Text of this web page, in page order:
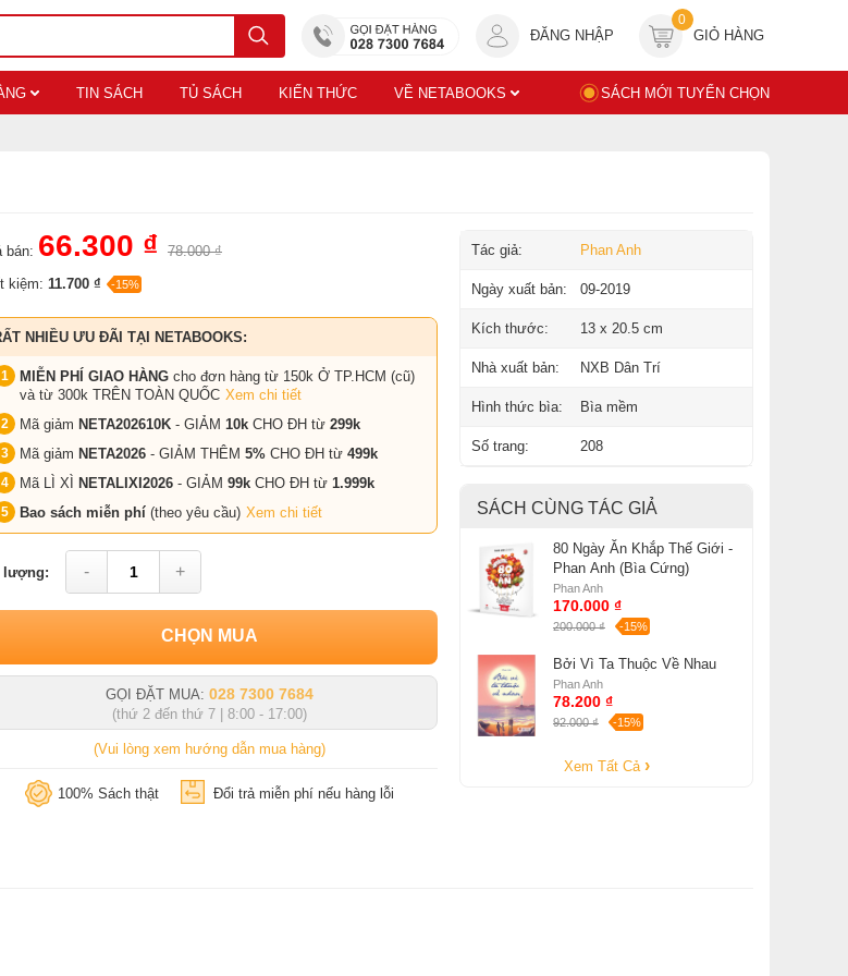
ĐĂNG NHẬP
0
GIỎ HÀNG
TIN SÁCH TỦ SÁCH KIẾN THỨC VỀ NETABOOKS SÁCH MỚI TUYỂN CHỌN
bán: 66.300 ₫
78.000 ₫
kiệm: 11.700 ₫ -15%
NHIỀU ƯU ĐÃI TẠI NETABOOKS:
MIỄN PHÍ GIAO HÀNG cho đơn hàng từ 150k Ở TP.HCM (cũ)
và từ 300k TRÊN TOÀN QUỐC Xem chi tiết
Mã giảm NETA202610K - GIẢM 10k CHO ĐH từ 299k
Mã giảm NETA2026 - GIẢM THÊM 5% CHO ĐH từ 499k
Mã LÌ XÌ
NETALIXI2026 - GIẢM 99k CHO ĐH từ 1.999k
Bao sách miễn phí (theo yêu cầu) Xem chi tiết
lượng: - +
CHỌN MUA
GỌI ĐẶT MUA: 028 7300 7684
(thứ 2 đến thứ 7 | 8:00 - 17:00)
(Vui lòng xem hướng dẫn mua hàng)
100% Sách thật Đổi trả miễn phí nếu hàng lỗi
Tác giả: Phan Anh
Ngày xuất bản: 09-2019
Kích thước: 13 x 20.5 cm
Nhà xuất bản: NXB Dân Trí
Hình thức bìa: Bìa mềm
Số trang: 208
SÁCH CÙNG TÁC GIẢ
80 Ngày Ăn Khắp Thế Giới -
Phan Anh (Bìa Cứng)
Phan Anh
170.000 ₫
200.000 ₫ -15%
Bởi Vì Ta Thuộc Về Nhau
Phan Anh
78.200 ₫
92.000 ₫ -15%
Xem Tất Cả